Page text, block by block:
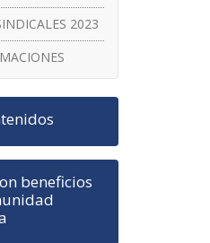
2023
beneficios